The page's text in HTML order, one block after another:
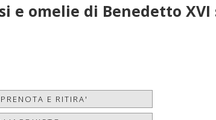
e omelie di Benedetto XVI
E RITIRA'